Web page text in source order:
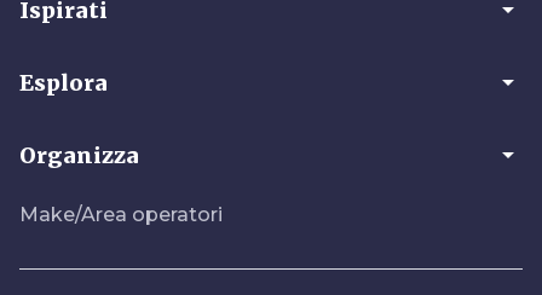
Ispirati arrow_drop_down
Esplora arrow_drop_down
Organizza arrow_drop_down
Make/Area operatori